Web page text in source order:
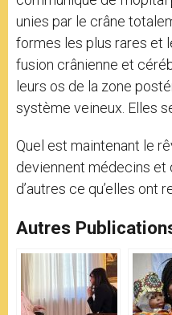
unies par le crâne
formes les plus rares et
fusion crânienne et
leurs os de la zone
système veineux. Elles
Quel est maintenant le
deviennent médecins et
d’autres ce qu’elles ont
Autres